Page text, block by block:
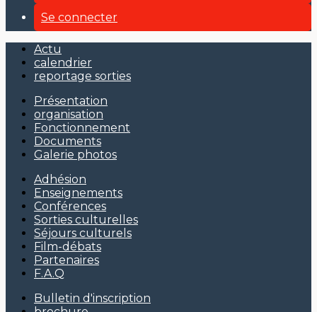
Se connecter
Actu
calendrier
reportage sorties
Présentation
organisation
Fonctionnement
Documents
Galerie photos
Adhésion
Enseignements
Conférences
Sorties culturelles
Séjours culturels
Film-débats
Partenaires
F.A.Q
Bulletin d'inscription